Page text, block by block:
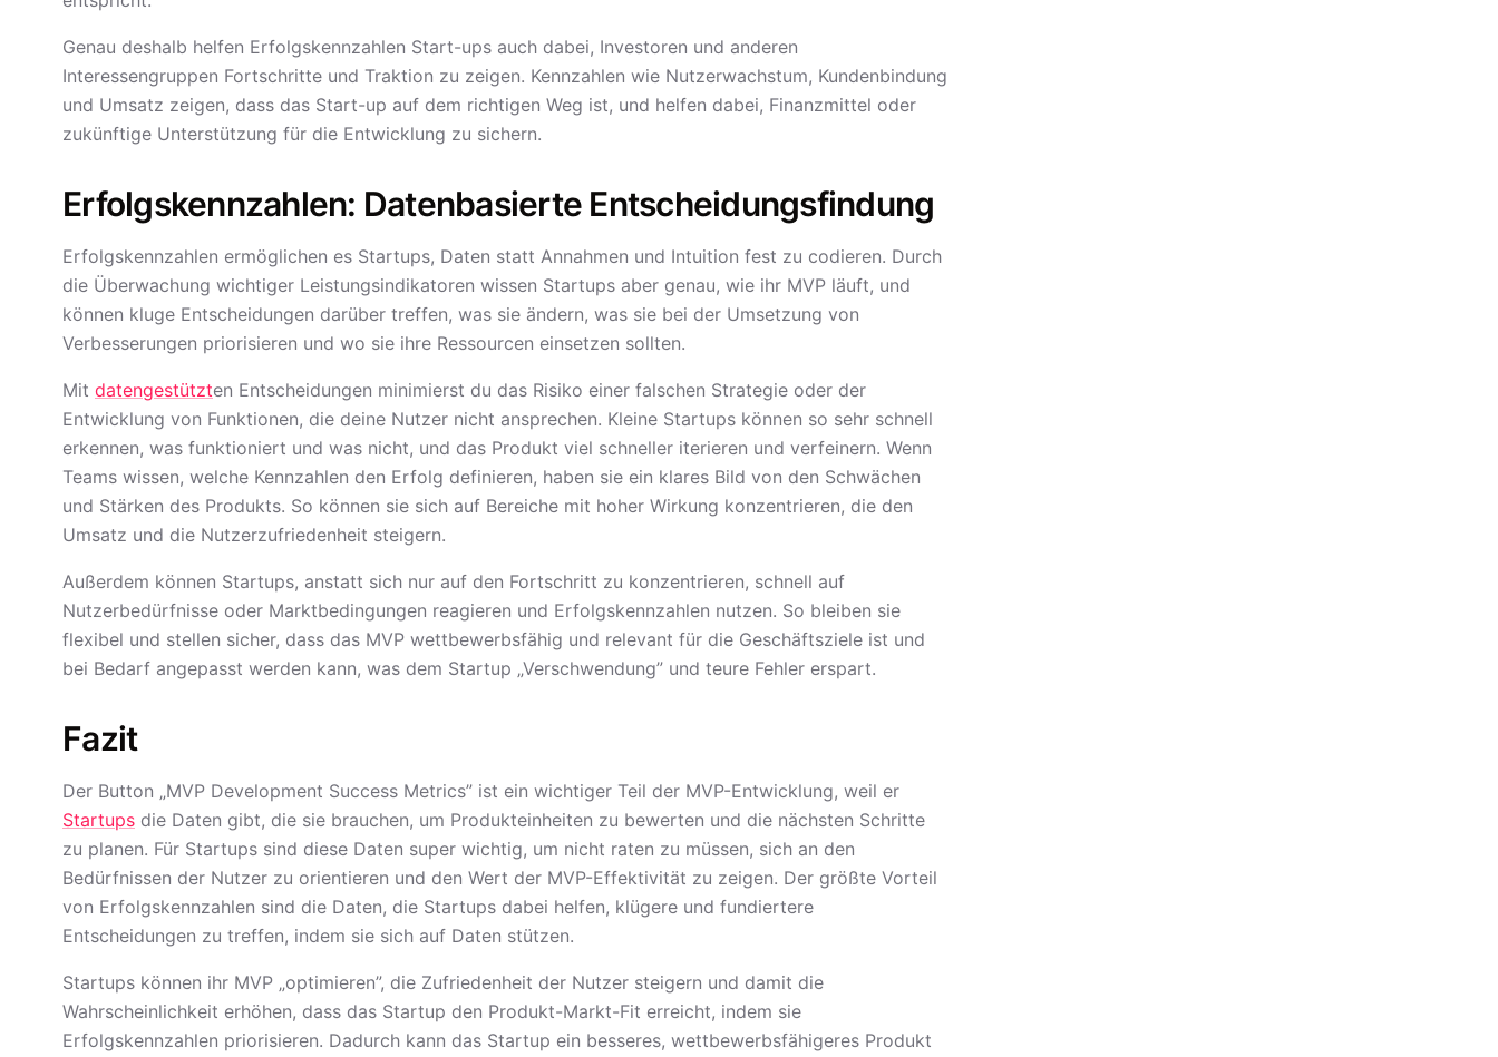
Genau deshalb helfen Erfolgskennzahlen Start-ups auch dabei, Investoren und anderen
Interessengruppen Fortschritte und Traktion zu zeigen. Kennzahlen wie Nutzerwachstum, Kundenbindung
und Umsatz zeigen, dass das Start-up auf dem richtigen Weg ist, und helfen dabei, Finanzmittel oder
zukünftige Unterstützung für die Entwicklung zu sichern.
Erfolgskennzahlen: Datenbasierte Entscheidungsfindung
Erfolgskennzahlen ermöglichen es Startups, Daten statt Annahmen und Intuition fest zu codieren. Durch
die Überwachung wichtiger Leistungsindikatoren wissen Startups aber genau, wie ihr MVP läuft, und
können kluge Entscheidungen darüber treffen, was sie ändern, was sie bei der Umsetzung von
Verbesserungen priorisieren und wo sie ihre Ressourcen einsetzen sollten.
Mit datengestützten Entscheidungen minimierst du das Risiko einer falschen Strategie oder der
Entwicklung von Funktionen, die deine Nutzer nicht ansprechen. Kleine Startups können so sehr schnell
erkennen, was funktioniert und was nicht, und das Produkt viel schneller iterieren und verfeinern. Wenn
Teams wissen, welche Kennzahlen den Erfolg definieren, haben sie ein klares Bild von den Schwächen
und Stärken des Produkts. So können sie sich auf Bereiche mit hoher Wirkung konzentrieren, die den
Umsatz und die Nutzerzufriedenheit steigern.
Außerdem können Startups, anstatt sich nur auf den Fortschritt zu konzentrieren, schnell auf
Nutzerbedürfnisse oder Marktbedingungen reagieren und Erfolgskennzahlen nutzen. So bleiben sie
flexibel und stellen sicher, dass das MVP wettbewerbsfähig und relevant für die Geschäftsziele ist und
bei Bedarf angepasst werden kann, was dem Startup „Verschwendung” und teure Fehler erspart.
Fazit
Der Button „MVP Development Success Metrics” ist ein wichtiger Teil der MVP-Entwicklung, weil er
Startups die Daten gibt, die sie brauchen, um Produkteinheiten zu bewerten und die nächsten Schritte
zu planen. Für Startups sind diese Daten super wichtig, um nicht raten zu müssen, sich an den
Bedürfnissen der Nutzer zu orientieren und den Wert der MVP-Effektivität zu zeigen. Der größte Vorteil
von Erfolgskennzahlen sind die Daten, die Startups dabei helfen, klügere und fundiertere
Entscheidungen zu treffen, indem sie sich auf Daten stützen.
Startups können ihr MVP „optimieren”, die Zufriedenheit der Nutzer steigern und damit die
Wahrscheinlichkeit erhöhen, dass das Startup den Produkt-Markt-Fit erreicht, indem sie
Erfolgskennzahlen priorisieren. Dadurch kann das Startup ein besseres, wettbewerbsfähigeres Produkt